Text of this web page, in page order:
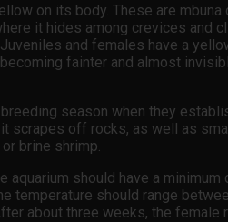
on its body. These are
it hides among crevices
and females have a
fainter and almost
season when they
off rocks, as well as
brine shrimp.
aquarium should have a
temperature should range
about three weeks, the